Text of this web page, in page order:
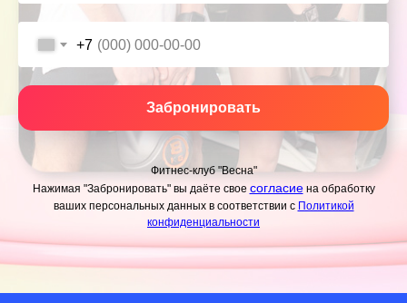
+7
Забронировать
Фитнес-клуб "Весна"
Нажимая "Забронировать" вы даёте свое согласие на обработку
ваших персональныхданных в соответствии с Политикой
конфиденциальности